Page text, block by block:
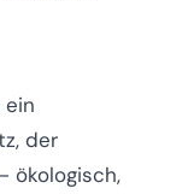
ein
der
ökologisch,